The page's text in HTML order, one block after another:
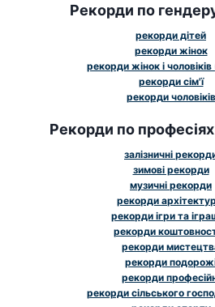
Рекорди по
рекорди дітей
рекорди жінок
рекорди жінок і
рекорди сім'ї
рекорди чоловіків
Рекорди по професіях
залізничні
зимові рекорди
музичні рекорди
рекорди
рекорди ігри та
рекорди
рекорди
рекорди
рекорди
рекорди сільського